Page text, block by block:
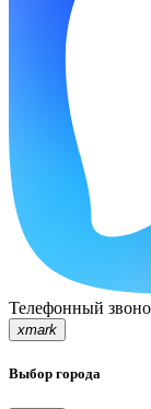
Телефонный
xmark
Выбор города